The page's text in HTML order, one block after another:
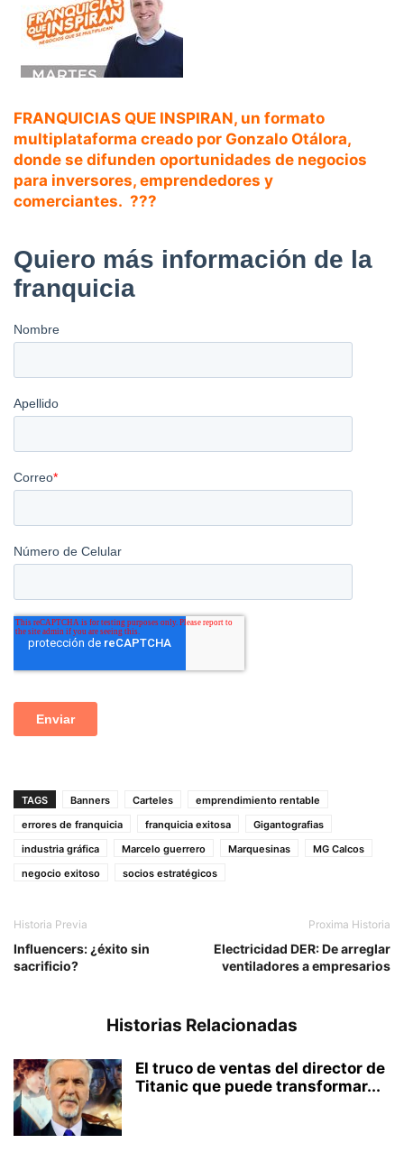
FRANQUICIAS QUE INSPIRAN, un formato
multiplataforma creado por Gonzalo Otálora,
donde se difunden oportunidades de negocios
para inversores, emprendedores y
comerciantes. ??️?
TAGS Banners Carteles
emprendimiento rentable
errores de franquicia
franquicia exitosa
Gigantografias
industria gráfica
Marcelo guerrero Marquesinas
MG Calcos
negocio exitoso
socios estratégicos
Historia Previa
Influencers: ¿éxito sin
sacrificio?
Proxima Historia
Electricidad DER: De arreglar
ventiladores a empresarios
Historias Relacionadas
El truco de ventas del director de
Titanic que puede transformar...